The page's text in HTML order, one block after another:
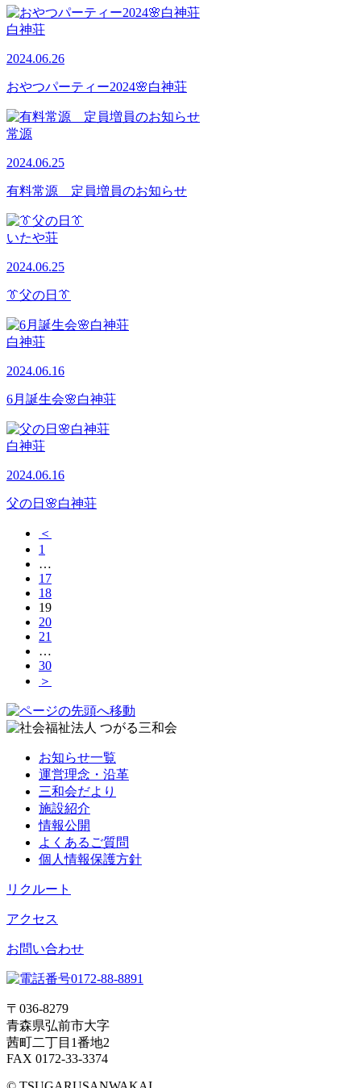
白神荘
2024.06.26
おやつパーティー2024🌸白神荘
常源
2024.06.25
有料常源 定員増員のお知らせ
いたや荘
2024.06.25
👔父の日👔
白神荘
2024.06.16
6月誕生会🌸白神荘
白神荘
2024.06.16
父の日🌸白神荘
＜
1
…
17
18
19
20
21
…
30
＞
お知らせ一覧
運営理念・沿革
三和会だより
施設紹介
情報公開
よくあるご質問
個人情報保護方針
リクルート
アクセス
お問い合わせ
〒036-8279
青森県弘前市大字
茜町二丁目1番地2
FAX 0172-33-3374